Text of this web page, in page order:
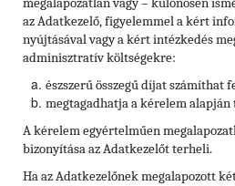
megalapozatlan vagy – különösen
az Adatkezelő, figyelemmel a kért
nyújtásával vagy a kért intézkedés
adminisztratív költségekre:
észszerű összegű díjat számíthat
megtagadhatja a kérelem
A kérelem egyértelműen
bizonyítása az Adatkezelőt terheli.
Ha az Adatkezelőnek megalapozott